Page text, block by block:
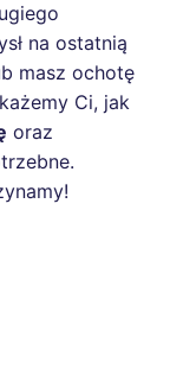
na ostatnią
masz ochotę
Ci, jak
oraz